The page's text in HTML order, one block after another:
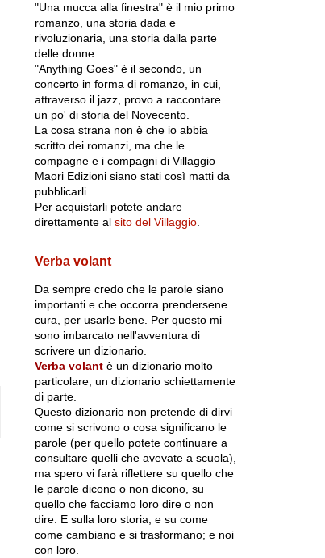
"Una mucca alla finestra" è il mio primo
romanzo, una storia dada e
rivoluzionaria, una storia dalla parte
delle donne.
"Anything Goes" è il secondo, un
concerto in forma di romanzo, in cui,
attraverso il jazz, provo a raccontare
un po' di storia del Novecento.
La cosa strana non è che io abbia
scritto dei romanzi, ma che le
compagne e i compagni di Villaggio
Maori Edizioni siano stati così matti da
pubblicarli.
Per acquistarli potete andare
direttamente al sito del Villaggio.
Verba volant
Da sempre credo che le parole siano
importanti e che occorra prendersene
cura, per usarle bene. Per questo mi
sono imbarcato nell'avventura di
scrivere un dizionario.
Verba volantè un dizionario molto
particolare, un dizionario schiettamente
di parte.
Questo dizionario non pretende di dirvi
come si scrivono o cosa significano le
parole (per quello potete continuare a
consultare quelli che avevate a scuola),
ma spero vi farà riflettere su quello che
le parole dicono o non dicono, su
quello che facciamo loro dire o non
dire. E sulla loro storia, e su come
come cambiano e si trasformano; e noi
con loro.